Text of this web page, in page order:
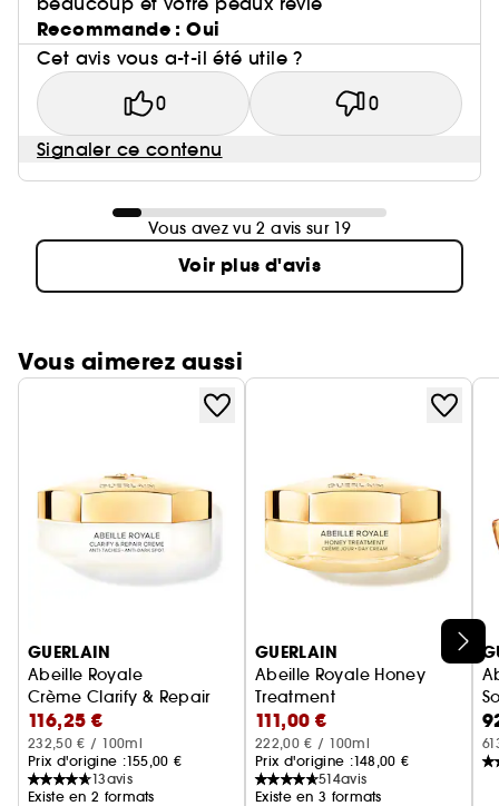
Recommande : Oui
Cet avis vous a-t-il été utile ?
0 0
Signaler ce contenu
Vous avez vu 2 avis sur 19
Voir plus d'avis
Vous aimerez aussi
Ignorer le carrousel produits
GUERLAIN
Abeille Royale
Crème Clarify & Repair
116,25 €
232,50 € / 100ml
Prix d'origine :155,00 €
13avis
Existe en 2 formats
GUERLAIN
Abeille Royale Honey
Treatment
Crème de Jour
111,00 €
222,00 € / 100ml
Prix d'origine :148,00 €
514avis
Existe en 3 formats